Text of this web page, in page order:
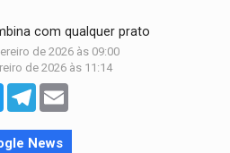
com qualquer prato
de 2026 às 09:00
de 2026 às 11:14
TwitterTelegram
News